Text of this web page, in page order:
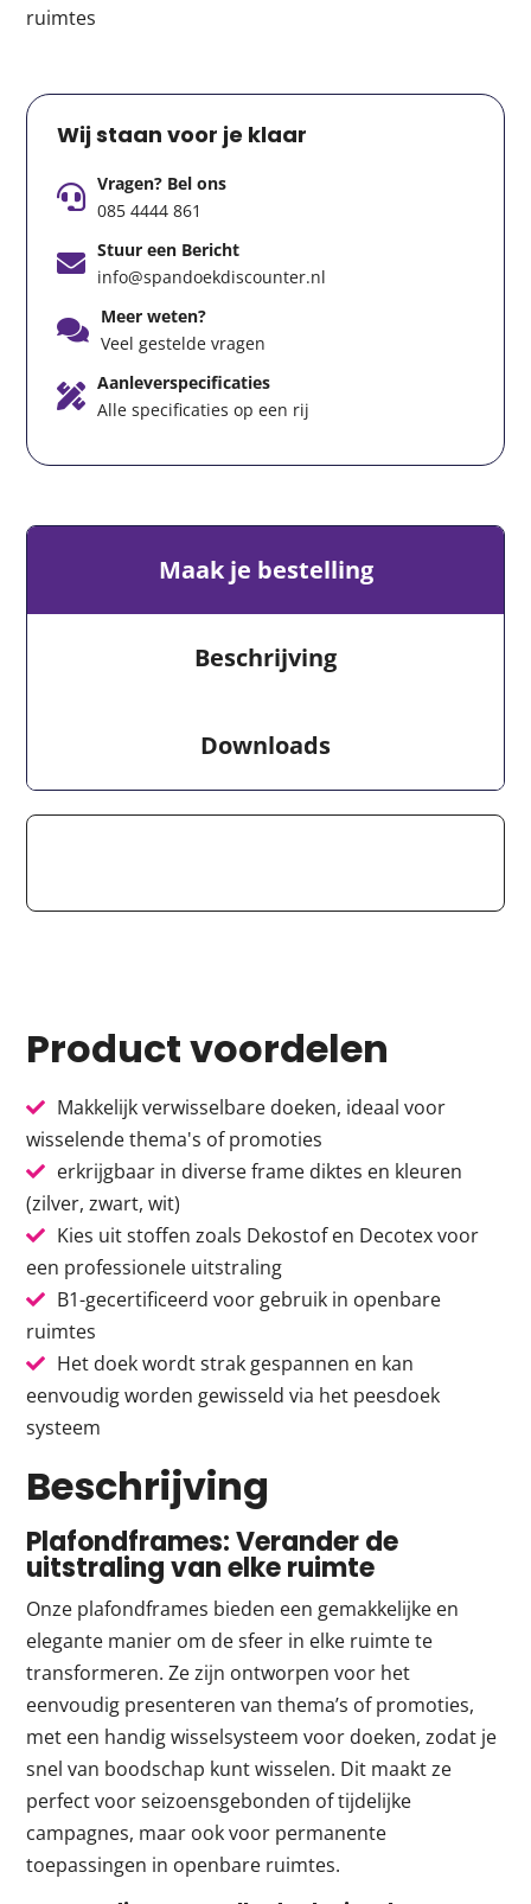
ruimtes
Wij staan voor je klaar
Vragen? Bel ons
085 4444 861
Stuur een Bericht
info@spandoekdiscounter.nl
Meer weten?
Veel gestelde vragen
Aanleverspecificaties
Alle specificaties op een rij
Maak je bestelling
Beschrijving
Downloads
Product voordelen
Makkelijk verwisselbare doeken, ideaal voor
wisselende thema's of promoties
erkrijgbaar in diverse frame diktes en kleuren
(zilver, zwart, wit)
Kies uit stoffen zoals Dekostof en Decotex voor
een professionele uitstraling
B1-gecertificeerd voor gebruik in openbare
ruimtes
Het doek wordt strak gespannen en kan
eenvoudig worden gewisseld via het peesdoek
systeem
Beschrijving
Plafondframes: Verander de
uitstraling van elke ruimte
Onze plafondframes bieden een gemakkelijke en
elegante manier om de sfeer in elke ruimte te
transformeren. Ze zijn ontworpen voor het
eenvoudig presenteren van thema’s of promoties,
met een handig wisselsysteem voor doeken, zodat je
snel van boodschap kunt wisselen. Dit maakt ze
perfect voor seizoensgebonden of tijdelijke
campagnes, maar ook voor permanente
toepassingen in openbare ruimtes.